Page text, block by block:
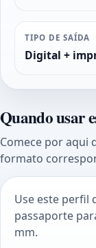
TIPO DE SAÍDA
Digital +
Quando usar
Comece por aqui
formato
Use este perfil
passaporte
mm.